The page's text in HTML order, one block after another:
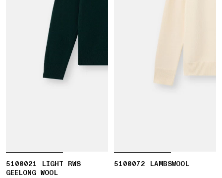
5100021 LIGHT RWS
GEELONG WOOL
5100072 LAMBSWOOL